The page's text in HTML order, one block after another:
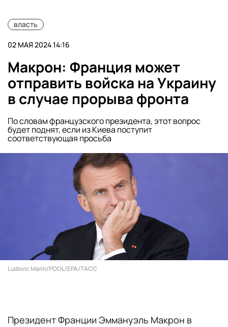
власть
02 МАЯ 2024 14:16
Макрон: Франция может
отправить войска на Украину
в случае прорыва фронта
По словам французского президента, этот вопрос
будет поднят, если из Киева поступит
соответствующая просьба
Ludovic Marin/POOL/EPA/ТАСС
Президент Франции Эммануэль Макрон в